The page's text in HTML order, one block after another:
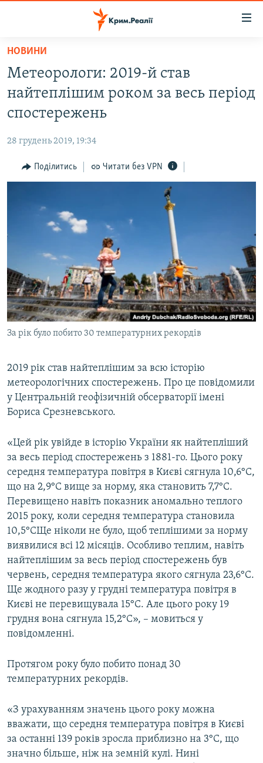
Перейти
основного
матеріалу
до
основної
навігації
Перейти
до
ВОДА.КРИМ
БЛОГИ
ПОГЛЯД
ВСЕ ЗА ДЕНЬ
СПЕЦПРОЕКТИ
ДЕПОРТАЦІЯ
ВІДЕОУРОКИ «ELIFBE»
СВІДЧЕННЯ ОКУПАЦІЇ
УКРАЇНСЬКА ПРОБЛЕМА КРИМУ
ІНФОГРАФІКА
ЯК ОБІЙТИ БЛОКУВАННЯ
Русский
Qırımtatar
ДОЛУЧАЙСЯ!
Усі сайти RFE/RL
НОВИНИ
Метеорологи: 2019-й став
найтеплішим роком за весь період
спостережень
28 грудень 2019, 19:34
Поділитись Читати без VPN
За рік було побито 30 температурних рекордів
2019 рік став найтеплішим за всю історію
метеорологічних спостережень. Про це повідомили
у Центральній геофізичній обсерваторії імені
Бориса Срезневського.
«Цей рік увійде в історію України як найтепліший
за весь період спостережень з 1881-го. Цього року
середня температура повітря в Києві сягнула 10,6°С,
що на 2,9°С вище за норму, яка становить 7,7°С.
Перевищено навіть показник аномально теплого
2015 року, коли середня температура становила
10,5°СЩе ніколи не було, щоб теплішими за норму
виявилися всі 12 місяців. Особливо теплим, навіть
найтеплішим за весь період спостережень був
червень, середня температура якого сягнула 23,6°С.
Ще жодного разу у грудні температура повітря в
Києві не перевищувала 15°С. Але цього року 19
грудня вона сягнула 15,2°С», – мовиться у
повідомленні.
Протягом року було побито понад 30
температурних рекордів.
«З урахуванням значень цього року можна
вважати, що середня температура повітря в Києві
за останні 139 років зросла приблизно на 3°С, що
значно більше, ніж на земній кулі. Нині